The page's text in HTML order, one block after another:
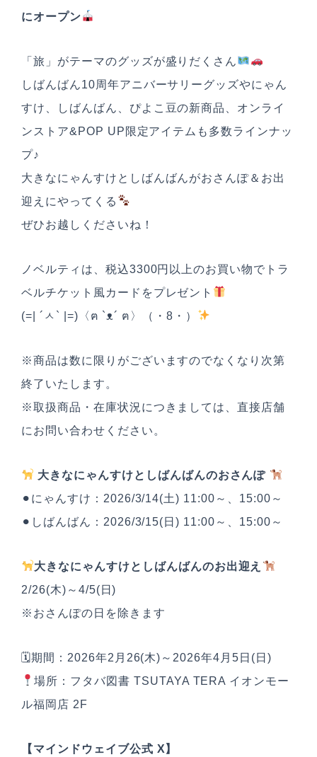
にオープン
「旅」がテーマのグッズが盛りだくさん
しばんばん10周年アニバーサリーグッズやにゃん
すけ、しばんばん、ぴよこ豆の新商品、オンライ
ンストア&POP UP限定アイテムも多数ラインナッ
プ♪
大きなにゃんすけとしばんばんがおさんぽ＆お出
迎えにやってくる
ぜひお越しくださいね！
ノベルティは、税込3300円以上のお買い物でトラ
ベルチケット風カードをプレゼント
(=| ´ㅅ` |=)〈ฅ `ᴥ´ ฅ〉（・8・）
※商品は数に限りがございますのでなくなり次第
終了いたします。
※取扱商品・在庫状況につきましては、直接店舗
にお問い合わせください。
大きなにゃんすけとしばんばんのおさんぽ
⚫︎にゃんすけ：2026/3/14(土) 11:00～、15:00～
⚫︎しばんばん：2026/3/15(日) 11:00～、15:00～
大きなにゃんすけとしばんばんのお出迎え
2/26(木)～4/5(日)
※おさんぽの日を除きます
🗓期間：2026年2月26(木)～2026年4月5日(日)
場所：フタバ図書 TSUTAYA TERA イオンモー
ル福岡店 2F
【マインドウェイブ公式 X】